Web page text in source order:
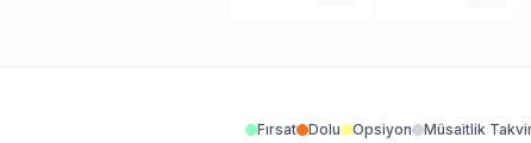
Fırsat Dolu Opsiyon Müsaitlik